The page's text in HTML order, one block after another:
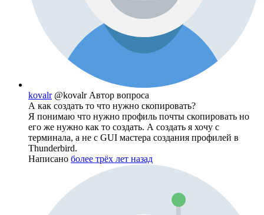
kovalr @kovalr Автор вопроса
А как создать то что нужно скопировать?
Я понимаю что нужно профиль почты скопировать но
его же нужно как то создать. А создать я хочу с
терминала, а не с GUI мастера создания профилей в
Thunderbird.
Написано более трёх лет назад